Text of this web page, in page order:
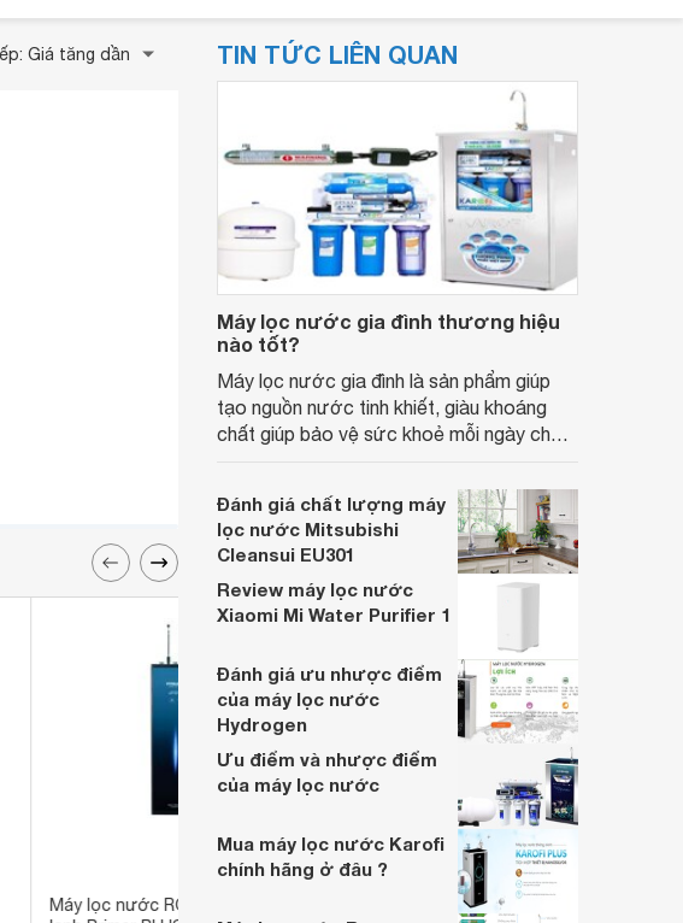
Giá tăng dần
Máy lọc nước RO nóng nguội
Máy lọc nước Prowatech PRO-
TIN TỨC LIÊN QUAN
Máy lọc nước gia đình thương hiệu
nào tốt?
Máy lọc nước gia đình là sản phẩm giúp
tạo nguồn nước tinh khiết, giàu khoáng
chất giúp bảo vệ sức khoẻ mỗi ngày cho
Đánh giá chất lượng máy
lọc nước Mitsubishi
Cleansui EU301
Review máy lọc nước
Xiaomi Mi Water Purifier 1
Đánh giá ưu nhược điểm
của máy lọc nước
Hydrogen
Ưu điểm và nhược điểm
của máy lọc nước
Mua máy lọc nước Karofi
chính hãng ở đâu ?